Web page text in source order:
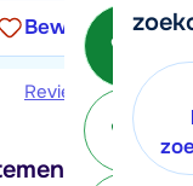
Bel
Bewaren
Reviews
in